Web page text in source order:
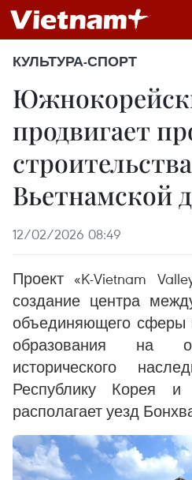
КУЛЬТУРА-СПОРТ
продвигает
строительства
Вьетнамской
12/02/2026 08:49
Проект «K-Vietnam
создание центра
объединяющего сферы
образования на
исторического
Республику Корея и
располагает уезд